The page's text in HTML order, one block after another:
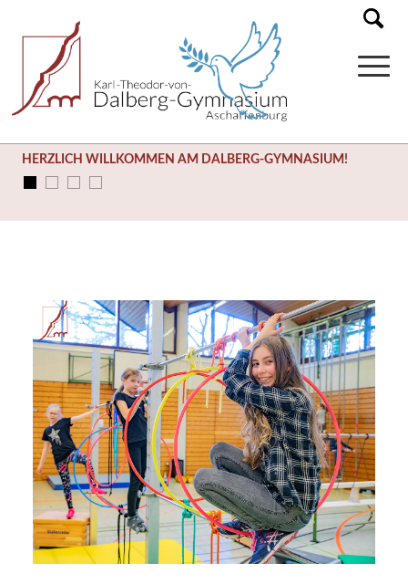
HERZLICH WILLKOMMEN AM DALBERG-GYMNASIUM!